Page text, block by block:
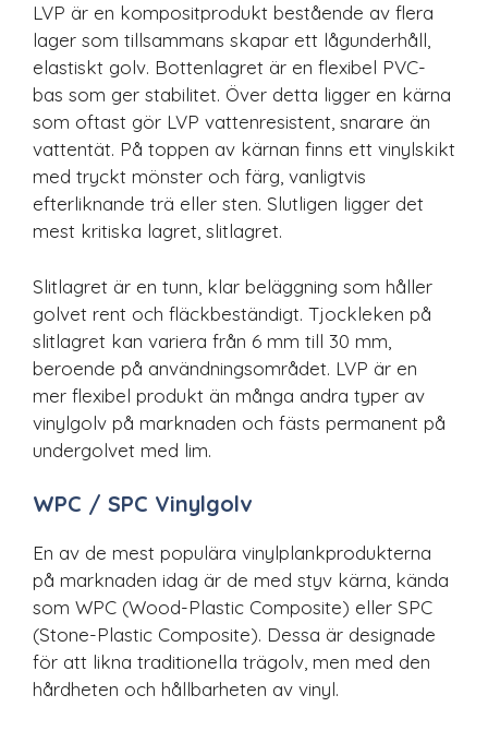
LVP är en kompositprodukt bestående av flera
lager som tillsammans skapar ett lågunderhåll,
elastiskt golv. Bottenlagret är en flexibel PVC-
bas som ger stabilitet. Över detta ligger en kärna
som oftast gör LVP vattenresistent, snarare än
vattentät. På toppen av kärnan finns ett vinylskikt
med tryckt mönster och färg, vanligtvis
efterliknande trä eller sten. Slutligen ligger det
mest kritiska lagret, slitlagret.
Slitlagret är en tunn, klar beläggning som håller
golvet rent och fläckbeständigt. Tjockleken på
slitlagret kan variera från 6 mm till 30 mm,
beroende på användningsområdet. LVP är en
mer flexibel produkt än många andra typer av
vinylgolv på marknaden och fästs permanent på
undergolvet med lim.
WPC / SPC Vinylgolv
En av de mest populära vinylplankprodukterna
på marknaden idag är de med styv kärna, kända
som WPC (Wood-Plastic Composite) eller SPC
(Stone-Plastic Composite). Dessa är designade
för att likna traditionella trägolv, men med den
hårdheten och hållbarheten av vinyl.